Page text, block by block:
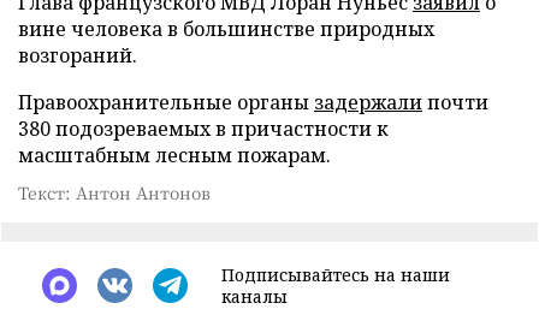
вине человека в большинстве природных
возгораний.
Правоохранительные органы задержалипочти
380 подозреваемых в причастности к
масштабным лесным пожарам.
Текст: Антон Антонов
Подписывайтесь на наши
каналы